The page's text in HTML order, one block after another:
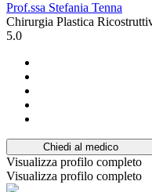
Prof.ssa Stefania Tenna
Chirurgia Plastica
5.0
Chiedi al medico
Visualizza profilo completo
Visualizza profilo completo